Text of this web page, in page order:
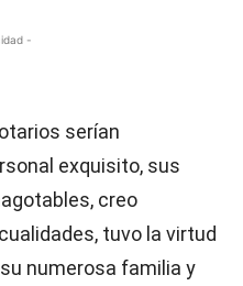
-
serían
exquisito, sus
creo
tuvo la virtud
numerosa familia y